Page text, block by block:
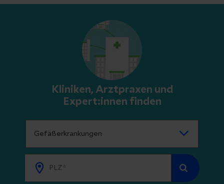
Kliniken, Arztpraxen und
Expert:innen finden